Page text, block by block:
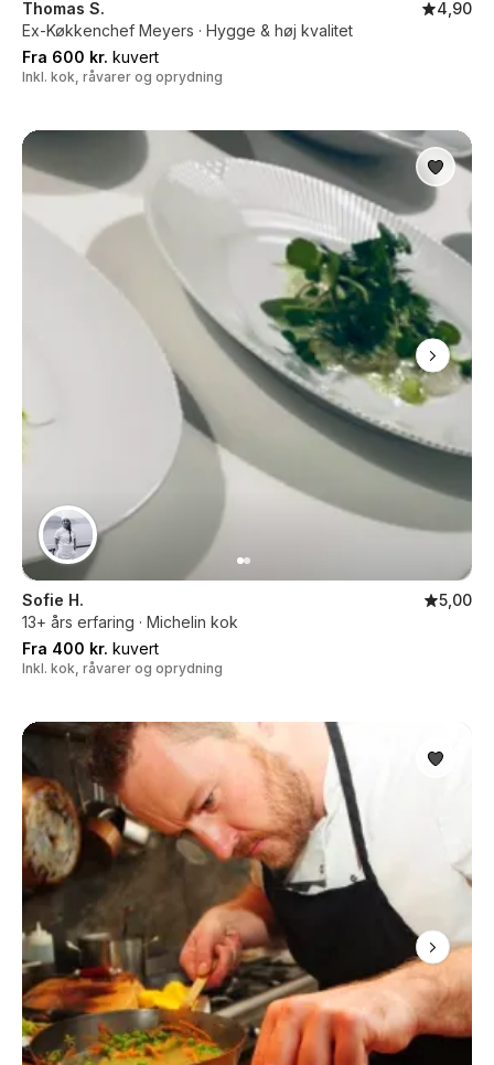
Thomas S.
4,90
Ex-Køkkenchef Meyers · Hygge & høj kvalitet
Fra 600 kr. kuvert
Inkl. kok, råvarer og oprydning
Sofie H.
5,00
13+ års erfaring · Michelin kok
Fra 400 kr. kuvert
Inkl. kok, råvarer og oprydning